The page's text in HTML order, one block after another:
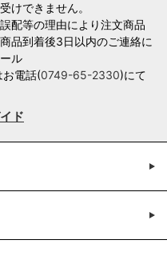
けできません。
配等の理由により注文商品
品到着後3日以内のご連絡に
ル
お電話(0749-65-2330)にて
ド